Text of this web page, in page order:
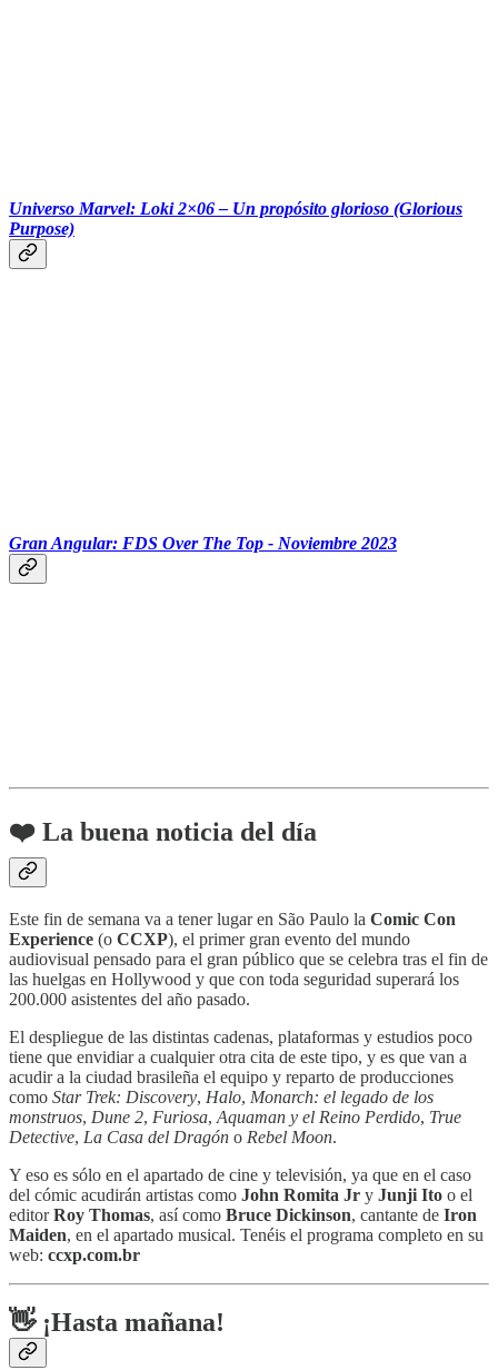
Universo Marvel: Loki 2×06 – Un propósito glorioso (Glorious
Purpose)
Gran Angular: FDS Over The Top - Noviembre 2023
❤️ La buena noticia del día
Este fin de semana va a tener lugar en São Paulo la Comic Con
Experience (o CCXP), el primer gran evento del mundo
audiovisual pensado para el gran público que se celebra tras el fin de
las huelgas en Hollywood y que con toda seguridad superará los
200.000 asistentes del año pasado.
El despliegue de las distintas cadenas, plataformas y estudios poco
tiene que envidiar a cualquier otra cita de este tipo, y es que van a
acudir a la ciudad brasileña el equipo y reparto de producciones
como Star Trek: Discovery, Halo, Monarch: el legado de los
monstruos, Dune 2, Furiosa, Aquaman y el Reino Perdido, True
Detective, La Casa del Dragón o Rebel Moon.
Y eso es sólo en el apartado de cine y televisión, ya que en el caso
del cómic acudirán artistas como John Romita Jr y Junji Ito o el
editorRoy Thomas, así como Bruce Dickinson, cantante de Iron
Maiden, en el apartado musical. Tenéis el programa completo en su
web: ccxp.com.br
👋 ¡Hasta mañana!